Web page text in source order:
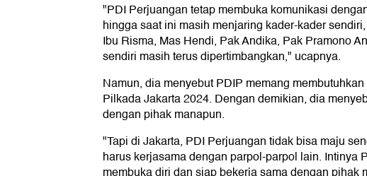
"PDI Perjuangan tetap membuka komunikasi
hingga saat ini masih menjaring kader-kader
Ibu Risma, Mas Hendi, Pak Andika, Pak Pramono
sendiri masih terus dipertimbangkan," ucapnya.
Namun, dia menyebut PDIP memang
Pilkada Jakarta 2024. Dengan demikian, dia
dengan pihak manapun.
"Tapi di Jakarta, PDI Perjuangan tidak bisa maju
harus kerjasama dengan parpol-parpol lain. Intinya